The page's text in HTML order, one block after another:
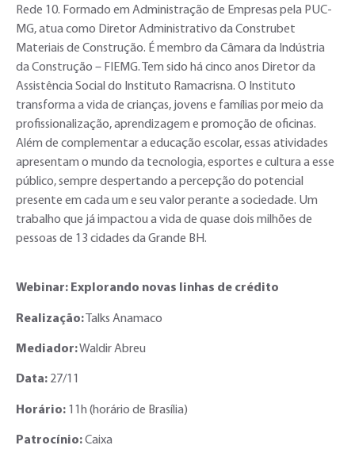
Rede 10. Formado em Administração de Empresas pela PUC-
MG, atua como Diretor Administrativo da Construbet
Materiais de Construção. É membro da Câmara da Indústria
da Construção – FIEMG. Tem sido há cinco anos Diretor da
Assistência Social do Instituto Ramacrisna. O Instituto
transforma a vida de crianças, jovens e famílias por meio da
profissionalização, aprendizagem e promoção de oficinas.
Além de complementar a educação escolar, essas atividades
apresentam o mundo da tecnologia, esportes e cultura a esse
público, sempre despertando a percepção do potencial
presente em cada um e seu valor perante a sociedade. Um
trabalho que já impactou a vida de quase dois milhões de
pessoas de 13 cidades da Grande BH.
Webinar: Explorando novas linhas de crédito
Realização: Talks Anamaco
Mediador:Waldir Abreu
Data: 27/11
Horário: 11h (horário de Brasília)
Patrocínio:Caixa